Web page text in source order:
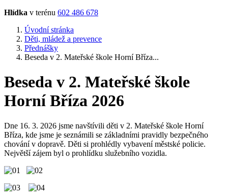
Hlídka v terénu 602 486 678
Úvodní stránka
Děti, mládež a prevence
Přednášky
Beseda v 2. Mateřské škole Horní Bříza...
Beseda v 2. Mateřské škole
Horní Bříza 2026
Dne 16. 3. 2026 jsme navštívili děti v 2. Mateřské škole Horní
Bříza, kde jsme je seznámili se základními pravidly bezpečného
chování v dopravě. Děti si prohlédly vybavení městské policie.
Největší zájem byl o prohlídku služebního vozidla.